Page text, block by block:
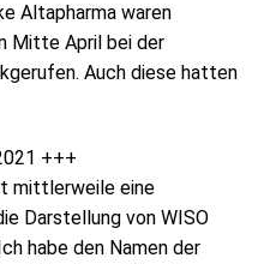
Altapharma waren
Mitte April bei der
Auch diese hatten
+++
mittlerweile eine
Darstellung von WISO
habe den Namen der